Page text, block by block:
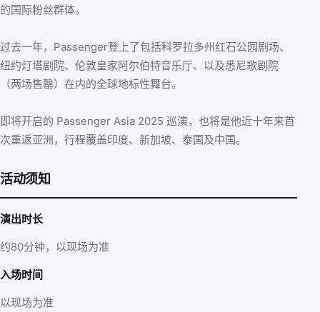
的国际粉丝群体。
过去一年，Passenger登上了包括科罗拉多州红石公园剧场、
纽约灯塔剧院、伦敦皇家阿尔伯特音乐厅、以及悉尼歌剧院
（两场售罄）在内的全球地标性舞台。
即将开启的 Passenger Asia 2025 巡演，也将是他近十年来首
次重返亚洲，行程覆盖印度、新加坡、泰国及中国。
活动须知
演出时长
约80分钟，以现场为准
入场时间
以现场为准